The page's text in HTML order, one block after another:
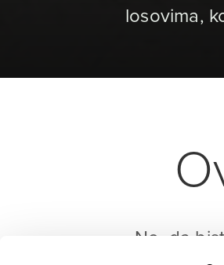
losovima,
No, da